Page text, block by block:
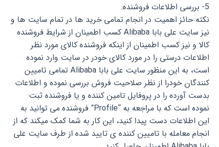
5- بررسی اطلاعات فروشنده:
نکته حائز اهمیت در انجام تمامی خرید ها در تمام سایت ها و
نیز سایت علی بابا Alibaba کسب اطمینان از شرایط فروشنده
کالا و نیز کسب اطمینان از اینکه فروشنده کالای مورد نظر
اطلاعات درستی را در مورد کالای خودر در سایت وارد نموده
است، به این منظور سایت علی بابا Alibaba تمامی تامیین
کنندگان خودرا از نظر صلاحیت فروش بررسی نموده و اطلاعات
بدست آورده را در پروفایل تامین کننده و یا فروشنده ثبت
نموده است که با مراجعه به “Profile” فروشنده می توانید به
این اطلاعات دست پیدا کنید، این کار به شما کمک میکند که از
انجام معامله با تامیین کننده ی تایید شده از طرف سایت علی